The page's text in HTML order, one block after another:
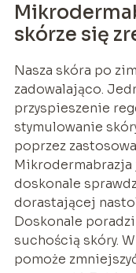
skórze się
Nasza skóra po
zadowalająco.
przyspieszenie
stymulowanie
poprzez
doskonale
dorastającej
Doskonale
suchością skóry.
pomoże